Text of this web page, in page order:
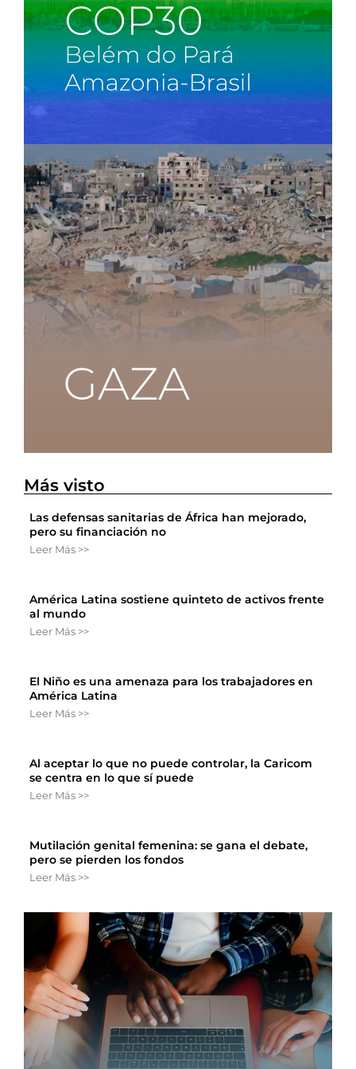
Más visto
Las defensas sanitarias de África han mejorado,
pero su financiación no
Leer Más >>
América Latina sostiene quinteto de activos frente
al mundo
Leer Más >>
El Niño es una amenaza para los trabajadores en
América Latina
Leer Más >>
Al aceptar lo que no puede controlar, la Caricom
se centra en lo que sí puede
Leer Más >>
Mutilación genital femenina: se gana el debate,
pero se pierden los fondos
Leer Más >>